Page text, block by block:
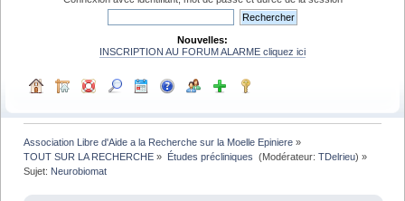
Nouvelles:
INSCRIPTION AU FORUM ALARME cliquez ici
Association Libre d'Aide a la Recherche sur la Moelle Epiniere »
TOUT SUR LA RECHERCHE » Études précliniques (Modérateur: TDelrieu) »
Sujet: Neurobiomat